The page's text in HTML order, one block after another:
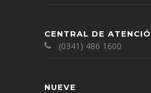
CENTRAL DE
(0341) 486 1600
NUEVE